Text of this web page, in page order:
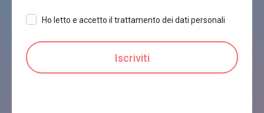
Ho letto e accetto il trattamento dei dati personali